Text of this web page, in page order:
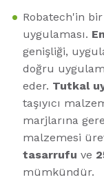
Robatech'in bir
uygulaması.
genişliği,
doğru
eder. Tutkal
taşıyıcı
marjlarına
malzemesi
tasarrufu ve
mümkündür.